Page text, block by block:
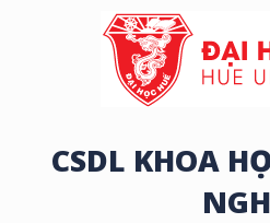
CSDL KHOA